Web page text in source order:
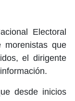
Electoral
morenistas que
el dirigente
desde inicios